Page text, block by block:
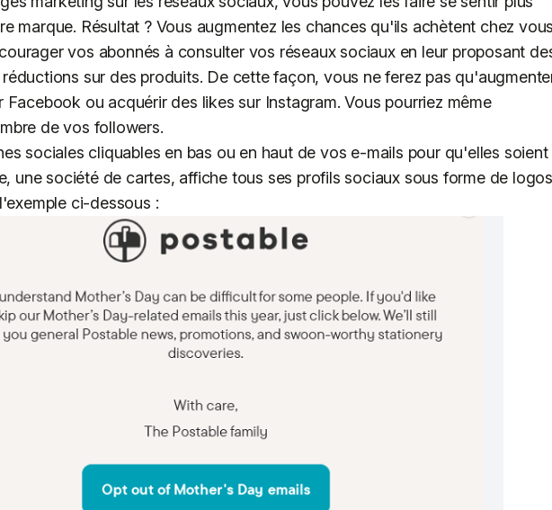
marque. Résultat ? Vous augmentez les chances qu'ils achètent chez
vos abonnés à consulter vos réseaux sociaux en leur proposant
sur des produits. De cette façon, vous ne ferez pas
Facebook ou acquérir des likes sur Instagram. Vous pourriez même
de vos followers.
sociales cliquables en bas ou en haut de vos e-mails pour qu'elles soient
une société de cartes, affiche tous ses profils sociaux sous forme de logos
ci-dessous :